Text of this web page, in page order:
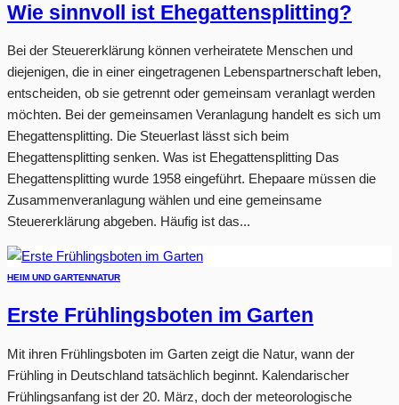
Wie sinnvoll ist Ehegattensplitting?
Bei der Steuererklärung können verheiratete Menschen und
diejenigen, die in einer eingetragenen Lebenspartnerschaft leben,
entscheiden, ob sie getrennt oder gemeinsam veranlagt werden
möchten. Bei der gemeinsamen Veranlagung handelt es sich um
Ehegattensplitting. Die Steuerlast lässt sich beim
Ehegattensplitting senken. Was ist Ehegattensplitting Das
Ehegattensplitting wurde 1958 eingeführt. Ehepaare müssen die
Zusammenveranlagung wählen und eine gemeinsame
Steuererklärung abgeben. Häufig ist das...
HEIM UND GARTEN NATUR
Erste Frühlingsboten im Garten
Mit ihren Frühlingsboten im Garten zeigt die Natur, wann der
Frühling in Deutschland tatsächlich beginnt. Kalendarischer
Frühlingsanfang ist der 20. März, doch der meteorologische